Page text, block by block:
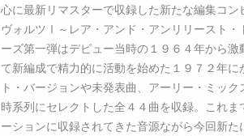
心に最新リマスターで収録した新たな編集コン
ヴォルツⅠ～レア・アンド・アンリリースト・
ーズ第一弾はデビュー当時の１９６４年から激
て新編成で精力的に活動を始めた１９７２年に
ト・バージョンや未発表曲、アーリー・ミッ
時系列にセレクトした全４４曲を収録。これま
ーションに収録されてきた音源ながら今回新